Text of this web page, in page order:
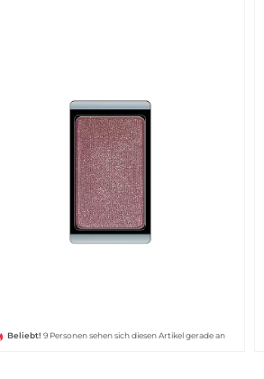
Beliebt! 9 Personen sehen sich diesen Artikel gerade an